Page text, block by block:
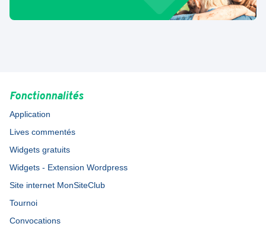
Fonctionnalités
Application
Lives commentés
Widgets gratuits
Widgets - Extension Wordpress
Site internet MonSiteClub
Tournoi
Convocations